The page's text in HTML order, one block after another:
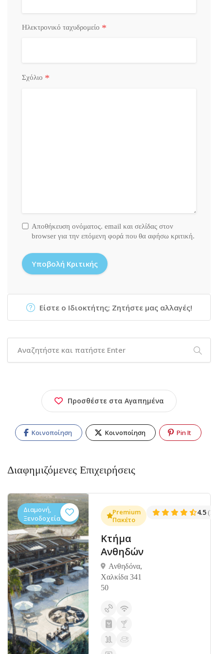
Ηλεκτρονικό ταχυδρομείο *
Σχόλιο *
Αποθήκευση ονόματος. email και σελίδας στον
browser για την επόμενη φορά που θα αφήσω κριτική.
Είστε ο Ιδιοκτήτης; Ζητήστε μας αλλαγές!
Προσθέστε στα Αγαπημένα
Κοινοποίηση Κοινοποίηση Pin It
Διαφημιζόμενες Επιχειρήσεις
(1381)
Διαμονή,
Ξενοδοχεία
Premium
Πακέτο
Κτήμα
Ανθηδών
Ανθηδόνα,
Χαλκίδα 341
50
4.5